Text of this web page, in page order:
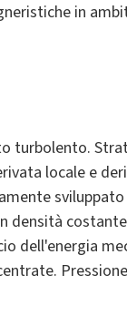
in
turbolento.
locale e
densità
dell'energia